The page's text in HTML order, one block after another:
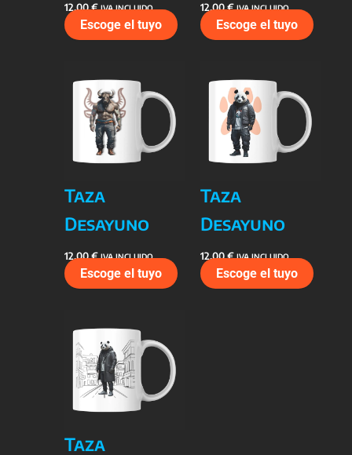
12,00€ IVA INCLUIDO
Escoge el tuyo
12,00€ IVA INCLUIDO
Escoge el tuyo
Taza
Desayuno
12,00€ IVA INCLUIDO
Escoge el tuyo
Taza
Desayuno
12,00€ IVA INCLUIDO
Escoge el tuyo
Taza